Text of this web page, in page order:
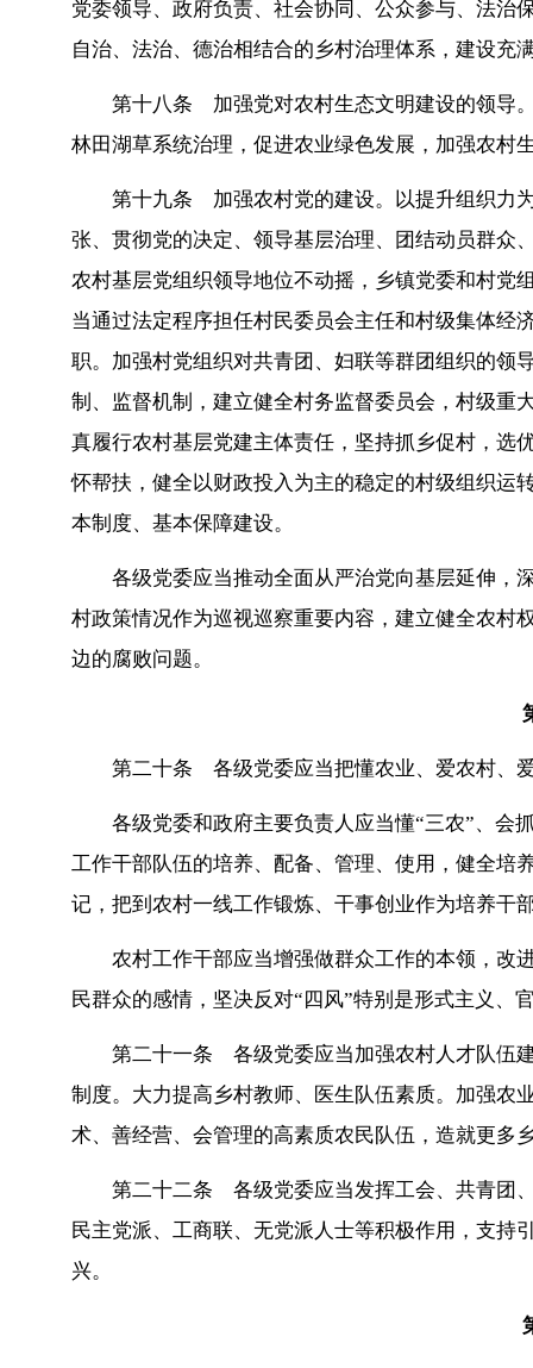
党委领导、政府负责、社会协同、公众参与、法治
自治、法治、德治相结合的乡村治理体系，建设充
第十八条 加强党对农村生态文明建设的领导
林田湖草系统治理，促进农业绿色发展，加强农村
第十九条 加强农村党的建设。以提升组织力
张、贯彻党的决定、领导基层治理、团结动员群众
农村基层党组织领导地位不动摇，乡镇党委和村党
当通过法定程序担任村民委员会主任和村级集体经
职。加强村党组织对共青团、妇联等群团组织的领
制、监督机制，建立健全村务监督委员会，村级重
真履行农村基层党建主体责任，坚持抓乡促村，选
怀帮扶，健全以财政投入为主的稳定的村级组织运
本制度、基本保障建设。
各级党委应当推动全面从严治党向基层延伸，
村政策情况作为巡视巡察重要内容，建立健全农村
边的腐败问题。
第二十条 各级党委应当把懂农业、爱农村、
各级党委和政府主要负责人应当懂“三农”、会
工作干部队伍的培养、配备、管理、使用，健全培
记，把到农村一线工作锻炼、干事创业作为培养干
农村工作干部应当增强做群众工作的本领，改
民群众的感情，坚决反对“四风”特别是形式主义、
第二十一条 各级党委应当加强农村人才队伍
制度。大力提高乡村教师、医生队伍素质。加强农
术、善经营、会管理的高素质农民队伍，造就更多
第二十二条 各级党委应当发挥工会、共青团
民主党派、工商联、无党派人士等积极作用，支持
兴。